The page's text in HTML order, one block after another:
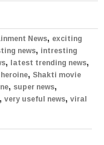
News, exciting
news, intresting
, latest trending news,
, Shakti movie
, super news,
, very useful news, viral